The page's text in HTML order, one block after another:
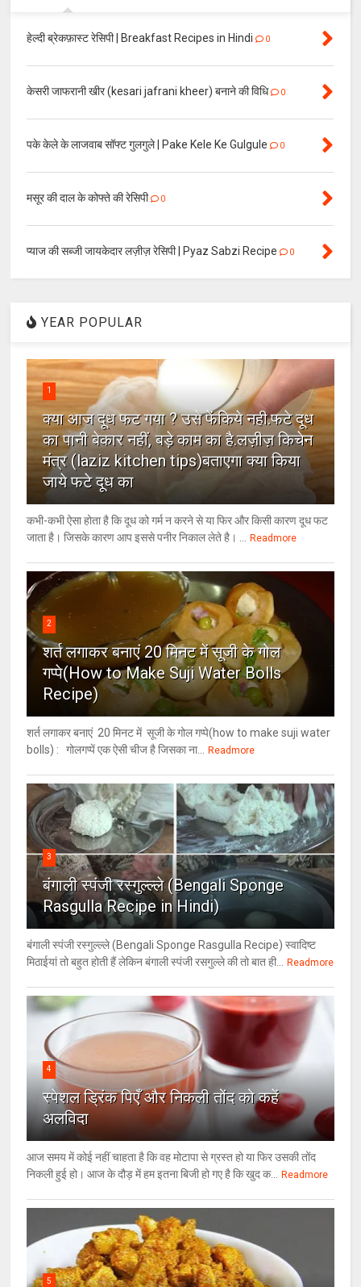
हेल्दी ब्रेकफ़ास्ट रेसिपी | Breakfast Recipes in Hindi 0
केसरी जाफरानी खीर (kesari jafrani kheer) बनाने की विधि 0
पके केले के लाजवाब सॉफ्ट गुलगुले | Pake Kele Ke Gulgule 0
मसूर की दाल के कोफ्ते की रेसिपी 0
प्याज की सब्जी जायकेदार लज़ीज़ रेसिपी | Pyaz Sabzi Recipe 0
YEAR POPULAR
1
क्या आज दूध फट गया ? उसे फेंकिये नही.फटे दूध
का पानी बेकार नहीं, बड़े काम का है.लज़ीज़ किचेन
मंत्र (laziz kitchen tips)बताएगा क्या किया
जाये फटे दूध का
कभी-कभी ऐसा होता है कि दूध को गर्म न करने से या फिर और किसी कारण दूध फट
जाता है। जिसके कारण आप इससे पनीर निकाल लेते है। ... Readmore
2
शर्त लगाकर बनाएं 20 मिनट में सूजी के गोल
गप्पे(How to Make Suji Water Bolls
Recipe)
शर्त लगाकर बनाएं 20 मिनट में सूजी के गोल गप्पे(how to make suji water
bolls) : गोलगप्पें एक ऐसी चीज है जिसका ना... Readmore
3
बंगाली स्पंजी रस्गुल्ल्ले (Bengali Sponge
Rasgulla Recipe in Hindi)
बंगाली स्पंजी रस्गुल्ल्ले (Bengali Sponge Rasgulla Recipe) स्वादिष्ट
मिठाईयां तो बहुत होती हैं लेकिन बंगाली स्पंजी रसगुल्ले की तो बात ही... Readmore
4
स्पेशल ड्रिंक पिएँ और निकली तोंद को कहें
अलविदा
आज समय में कोई नहीं चाहता है कि वह मोटापा से ग्रस्त हो या फिर उसकी तोंद
निकली हुई हो। आज के दौड़ में हम इतना बिजी हो गए है कि खुद क... Readmore
5